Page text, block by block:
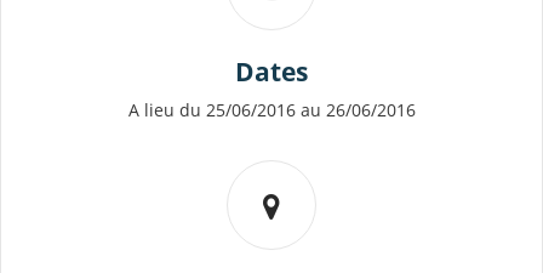
Dates
A lieu du 25/06/2016 au 26/06/2016